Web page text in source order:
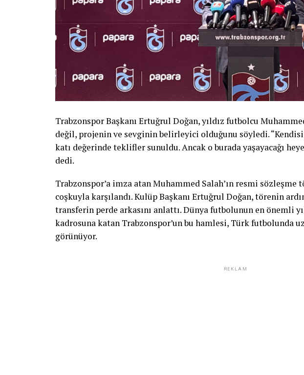
Trabzonspor Başkanı Ertuğrul Doğan, yıldız futbolcu
değil, projenin ve sevginin belirleyici olduğunu söyledi.
katı değerinde teklifler sunuldu. Ancak o burada yaşayacağı
dedi.
Trabzonspor’a imza atan Muhammed Salah’ın resmi
coşkuyla karşılandı. Kulüp Başkanı Ertuğrul Doğan, törenin
transferin perde arkasını anlattı. Dünya futbolunun en önemli
kadrosuna katan Trabzonspor’un bu hamlesi, Türk futbolunda
görünüyor.
REKLAM